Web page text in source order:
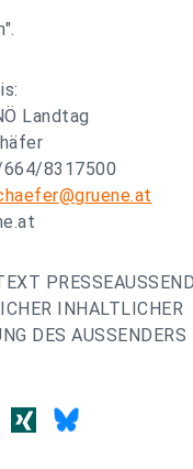
Landtag
8317500
INHALTLICHER
DES